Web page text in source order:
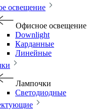
освещение
Офисное освещение
Downlight
Карданные
Линейные
Лампочки
Светодиодные